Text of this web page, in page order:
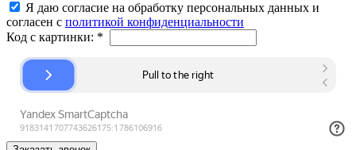
Я даю согласие на обработку персональных данных и
согласен с политикой конфиденциальности
Код с картинки: *